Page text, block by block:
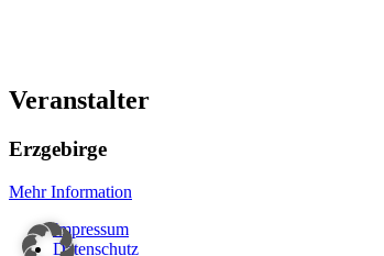
Veranstalter
Erzgebirge
Mehr Information
Impressum
Datenschutz